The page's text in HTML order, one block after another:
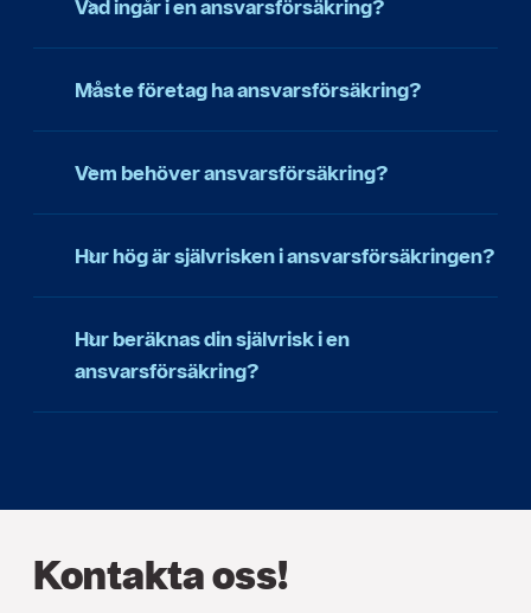
Vad ingår i en ansvarsförsäkring?
Måste företag ha ansvarsförsäkring?
Vem behöver ansvarsförsäkring?
Hur hög är självrisken i ansvarsförsäkringen?
Hur beräknas din självrisk i en
ansvarsförsäkring?
Kontakta oss!